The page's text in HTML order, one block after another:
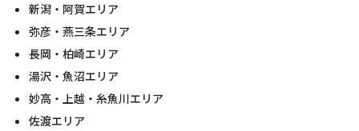
新潟・阿賀エリア
弥彦・燕三条エリア
長岡・柏崎エリア
湯沢・魚沼エリア
妙高・上越・糸魚川エリア
佐渡エリア